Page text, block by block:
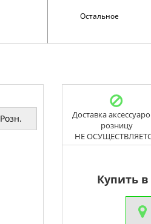
Остальное
Розн.
Доставка
розницу
НЕ
Купить